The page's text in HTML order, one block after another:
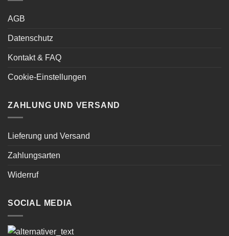
AGB
Datenschutz
Kontakt & FAQ
Cookie-Einstellungen
ZAHLUNG UND VERSAND
Lieferung und Versand
Zahlungsarten
Widerruf
SOCIAL MEDIA